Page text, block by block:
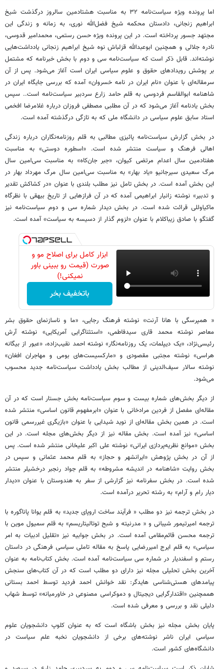
اما پرونده ویژه سیاست‌نامه ۳۲ به مناسبت هشتادمین سالروز درگذشت شیخ
ابراهیم زنجانی، دادستان محکمه شیخ فضل‌الله نوری، به زمانه و زندگی این
مجتهد جسور پرداخته است. در این پرونده ویژه حسن رستمی، محمدامیر قدوسی،
نادره جلالی و همچنین ابوعبدالله قزلباش نوه شیخ ابراهیم زنجانی یادداشت‌هایی
نوشته‌اند. قابل ذکر است که سیاست‌نامه سی و دوم با بخش خبرنامه که مشتمل
بر پوشش رویدادهای حقوق و علوم سیاسی ایران است آغاز می‌شود. پس از آن
سرمقاله‌ای با عنوان «نام ایران در نامه خسروان» آمده که بررسی جایگاه ایران در
شاهنامه ابوالقاسم فردوسی به قلم حامد زارع سردبیر سیاست‌نامه است.. سپس
بخش یادنامه آغاز می‌شود که در آن مطلبی مصطفی فروزان درباره غلامرضا افخمی
استاد سابق علوم سیاسی در دانشگاه ملی که به تازگی درگذشته آمده است.
در بخش گزارش سیاست‌نامه پائیزی مطالبی به قلم روزنامه‌نگاران درباره زندگی
اهالی فرهنگ و سیاست منتشر شده است. «اسطوره دوستی» به مناسبت
هفتادمین سال اعدام مرتضی کیوان، «جبر جان‌کاه» به مناسبت سی‌امین سال
مرگ سعیدی سیرجانیو «یاد بهار» به مناسبت سی‌امین سال مرگ مهرداد بهار در
این بخش آمده است. در بخش تامل نیز مطلب بلندی با عنوان «در کشاکش تقدیر
و تدبیر» نوشته زانیار ابراهیمی آمده که در آن فرازهایی از تاریخ بیهقی با نظرگاه
ماکیاوللی قرائت شده است. در بخش دیدار شماره سی و دوم سیاست‌نامه نیز
گفتگو با صادق زیباکلام با عنوان «لزوم گذار از دسیسه به سیاست» آمده است.
ابزار کامل برای اصلاح مو و
صورت (قیمت رو ببینی باور
نمیکنی!)
باتخفیف بخر
« همپرسگی با هانا آرنت» نوشته فرهنگ رجایی، «ما و ناسازنمای حقوق بشر
معاصر نوشته محمد قاری سیدفاطمی، «استثناگرایی آمریکایی» نوشته آرش
رئیسی‌نژاد، «یک دیپلمات، یک روزنامه‌نگار» نوشته احمد نقیب‌زاده، «عبور از بیگانه
هراسی» نوشته مجتبی مقصودی و «مارکسیست‌های بومی و مهاجران افغان»
نوشته سالار سیف‌الدینی از مطالب بخش یادداشت سیاست‌نامه جدید محسوب
می‌شود.
از دیگر بخش‌های شماره بیست و سوم سیاست‌نامه بخش جستار است که در آن
مقاله‌ای مفصل از فردین مرادخانی با عنوان «ابرمفهوم قانون اساسی» منتشر شده
است. در همین بخش مقاله‌ای از نوید شیدایی با عنوان «بازیگری غیررسمی قانون
اساسی» نیز آمده است. بخش مقاله نیز از دیگر بخش‌های مجله است. در این
بخش «موانع نظریه‌پردازی ایرانی» نوشته علی اکبر علیخانی منتشر شده است. پس
از آن در بخش پژوهش «ایرانشهر و حجاز» به قلم محمد عثمانی و سپس در
بخش روایت «شاهنامه در اندیشه مشروطه» به قلم جواد رنجبر درخشیلر منتشر
شده است. در بخش سفرنامه نیز گزارشی از سفر به هندوستان با عنوان «دیدار
دیار رام و آرام» به رشته تحریر درآمده است.
در بخش ترجمه نیز دو مطلب « فرآیند ساخت اروپای جدید» به قلم یوانا پاناگوره با
ترجمه امیرتیمور شیبانی و « مدرنیته و شبح توتالیتاریسم» به قلم سمیول موین با
ترجمه محسن قائم‌مقامی آمده است. در بخش جوابیه نیز «تقلیل ادبیات به امر
سیاسی» به قلم ایرج امیررضایی پاسخ به مقاله تاملی سیاسی فرهنگی در داستان
رستم و اسفندیار در شماره سی سیاست‌نامه آمده است. بخش کتاب‌نامه به عنوان
آخرین بخش تحلیلی مجله نیز دارای دو مطلب است که در آن کتاب‌های سنجش
پیامدهای هستی‌شناسی هایدگر: نقد خوانش احمد فردید توسط احمد بستانی
هممچنین «اقتدارگرایی دیجیتال و دموکراسی مصنوعی در خاورمیانه» توسط شهاب
دلیلی نقد و بررسی و معرفی شده است.
پایان بخش مجله نیز بخش باشگاه است که به عنوان کلوپ دانشجویان علوم
سیاسی ایران ناشر نوشته‌های برخی از دانشجویان نخبه علم سیاست در
دانشگاه‌های کشور است.